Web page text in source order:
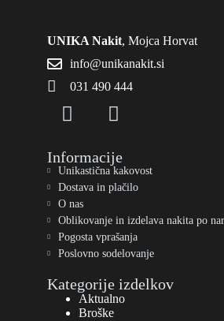
UNIKA Nakit, Mojca Horvat
info@unikanakit.si
031 490 444
Informacije
Unikastična kakovost
Dostava in plačilo
O nas
Oblikovanje in izdelava nakita po
Pogosta vprašanja
Poslovno sodelovanje
Kategorije izdelkov
Aktualno
Broške